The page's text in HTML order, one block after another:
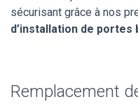
sécurisant grâce à nos
d’installation de portes
Remplacement